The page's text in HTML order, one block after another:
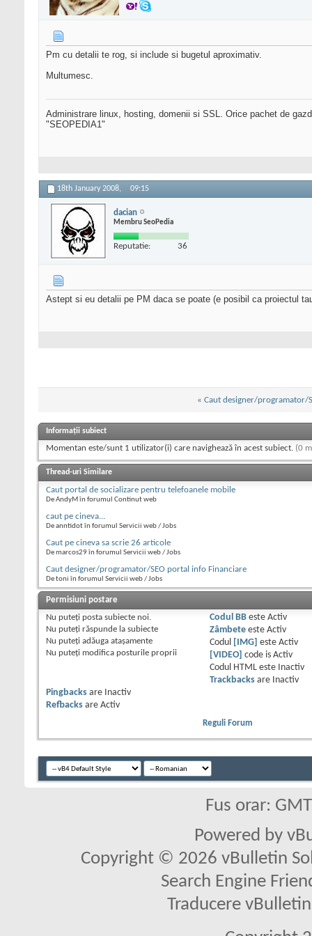
Pm cu detalii te rog, si include si bugetul aproximativ.
Multumesc.
Administrare linux, hosting, domenii si SSL. Orice pachet de
"SEOPEDIA1"
18th January 2008, 09:15
dacian
Membru SeoPedia
Reputatie: 36
Astept si eu detalii pe PM daca se poate (e posibil ca proiectul
« Caut designer/programator/
Informații subiect
Momentan este/sunt 1 utilizator(i) care navighează în acest subiect. (0
Thread-uri Similare
Caut portal de socializare pentru telefoanele mobile
De AndyM în forumul Continut web
caut pe cineva...
De anntidot în forumul Servicii web / Jobs
Caut pe cineva sa scrie 26 articole
De marcos29 în forumul Servicii web / Jobs
Caut designer/programator/SEO portal info Financiare
De toni în forumul Servicii web / Jobs
Permisiuni postare
Nu puteţi posta subiecte noi.
Nu puteţi răspunde la subiecte
Nu puteţi adăuga ataşamente
Nu puteţi modifica posturile proprii
Codul BBeste Activ
Zâmbeteeste Activ
Codul
[IMG] este Activ
[VIDEO]
code is Activ
Codul HTML este
Inactiv
Trackbacksare
Inactiv
Pingbacks are
Inactiv
Refbacks are Activ
Reguli Forum
Fus orar:
Powered by
Copyright © 2026 vBulletin
Search Engine
Traducere